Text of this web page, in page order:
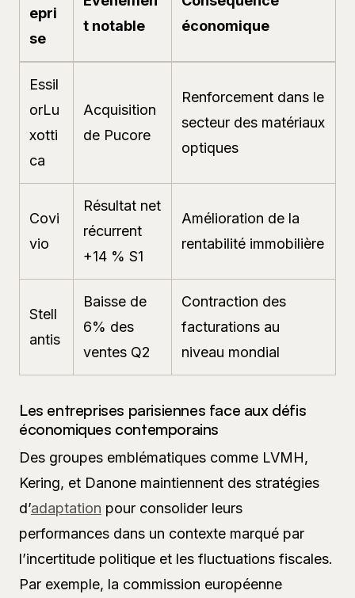
epri
se
t notable
économique
Essil
orLu
xotti
ca
Acquisition
de Pucore
Renforcement dans le
secteur des matériaux
optiques
Covi
vio
Résultat net
récurrent
+14 % S1
Amélioration de la
rentabilité immobilière
Stell
antis
Baisse de
6% des
ventes Q2
Contraction des
facturations au
niveau mondial
Les entreprises parisiennes face aux défis
économiques contemporains
Des groupes emblématiques comme LVMH,
Kering, et Danone maintiennent des stratégies
d’adaptation pour consolider leurs
performances dans un contexte marqué par
l’incertitude politique et les fluctuations fiscales.
Par exemple, la commission européenne